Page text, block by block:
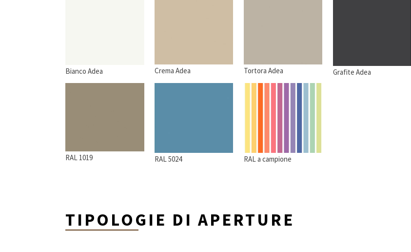
Bianco Adea Crema Adea Tortora Adea Grafite Adea
RAL 1019 RAL 5024 RAL a campione
TIPOLOGIE DI APERTURE